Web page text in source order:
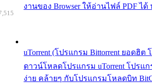
งานของ Browser ให้อ่านไฟล์ PDF ได้
uTorrent (โปรแกรม Bittorrent ยอดฮิต
ดาวน์โหลดโปรแกรม uTorrent โปรแก
ง่าย คล้ายๆ กับโปรแกรมโหลดบิท